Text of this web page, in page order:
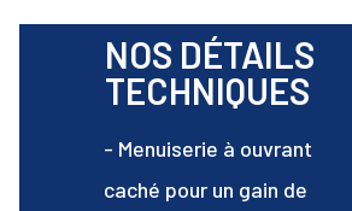
NOS DÉTAILS
TECHNIQUES
- Menuiserie à ouvrant
caché pour un gain de